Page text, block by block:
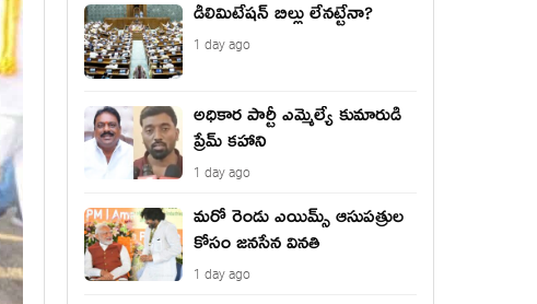
డీలిమిటేషన్ బిల్లు లేన‌ట్టేనా?
1 day ago
అధికార పార్టీ ఎమ్మెల్యే కుమారుడి
ప్రేమ్ కహాని
1 day ago
మరో రెండు ఎయిమ్స్ ఆసుపత్రుల
కోసం జనసేన వినతి
1 day ago